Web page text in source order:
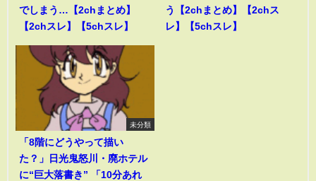
でしまう…【2chまとめ】
【2chスレ】【5chスレ】
う【2chまとめ】【2chス
レ】【5chスレ】
未分類
「8階にどうやって描い
た？」日光鬼怒川・廃ホテル
に“巨大落書き” 「10分あれ